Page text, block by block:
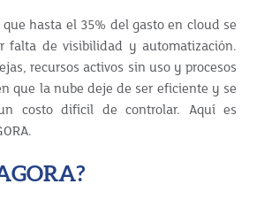
hasta el 35% del gasto en cloud se
falta de visibilidad y automatización.
recursos activos sin uso y procesos
que la nube deje de ser eficiente y se
costo difícil de controlar. Aquí es